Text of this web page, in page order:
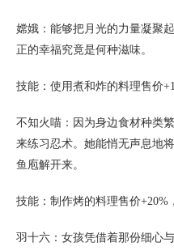
嫦娥：能够把月光的力量凝聚
正的幸福究竟是何种滋味。
技能：使用煮和炸的料理售价
不知火喵：因为身边食材种类
来练习忍术。她能悄无声息地
鱼庖解开来。
技能：制作烤的料理售价+20%
羽十六：女孩凭借着那份细心